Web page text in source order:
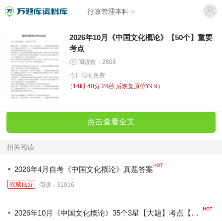
行政管理本科
2026年10月《中国文化概论》【50个】重要
考点
阅读数：2808
今日限时免费
（ 14时 40分 24秒 后恢复原价¥9.9）
点击查看全文
相关阅读
· 2026年4月自考《中国文化概论》真题答案
权威估分 阅读：31016
· 2026年10月《中国文化概论》35个3星【大题】考点【拿